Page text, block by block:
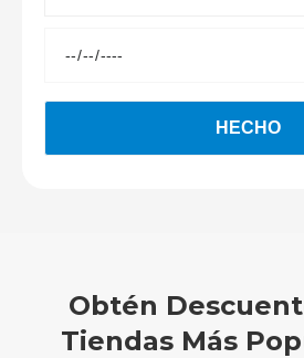
Obtén
Tiendas Más